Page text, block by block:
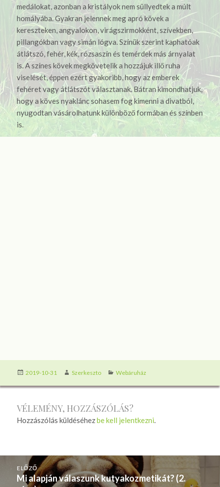
medálokat, azonban a kristályok nem süllyedtek a múlt
homályába.Gyakran jelennek meg apró kövek a
kereszteken, angyalokon, virágszirmokként, szívekben,
pillangókban vagy simán lógva. Színük szerint kaphatóak
átlátszó, fehér, kék, rózsaszín és temérdek más árnyalat
is. A színes kövek megkövetelik a hozzájuk illő ruha
viselését, éppen ezért gyakoribb, hogy az emberek
fehéret vagy átlátszót választanak. Bátran kimondhatjuk,
hogy a köves nyaklánc sohasem fog kimenni a divatból,
nyugodtan vásárolhatunk különböző formában és színben
is.
Közzétéve
2019-10-31 Szerző
Szerkeszto Kategória
Webáruház
VÉLEMÉNY, HOZZÁSZÓLÁS?
Hozzászólás küldéséhezbe kell jelentkezni.
BEJEGYZÉS
NAVIGÁCIÓ
ELŐZŐ
Korábbi
Mi alapján válaszunk kutyakozmetikát? (2.